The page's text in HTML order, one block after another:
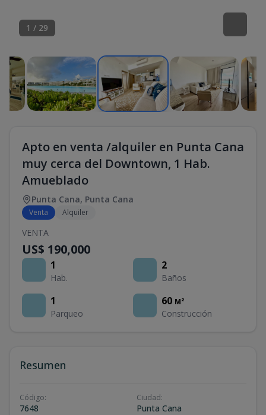
1 / 29
Apto en venta /alquiler en Punta Cana
muy cerca del Downtown, 1 Hab.
Amueblado
Punta Cana, Punta Cana
Venta Alquiler
VENTA
US$ 190,000
1
Hab.
2
Baños
1
Parqueo
60 M²
Construcción
Resumen
Código:
7648
Ciudad:
Punta Cana